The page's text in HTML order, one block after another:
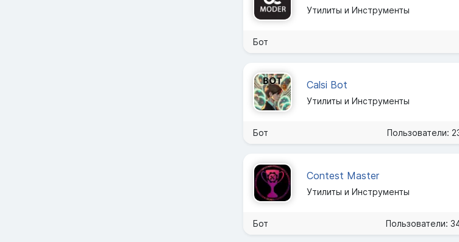
Утилиты и Инструменты
Бот
Calsi Bot
Утилиты и Инструменты
Бот Пользователи:
Contest Master
Утилиты и Инструменты
Бот Пользователи: